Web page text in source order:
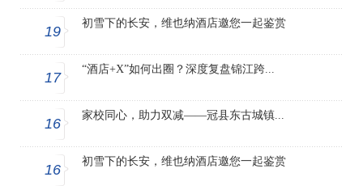
19
初雪下的长安，维也纳酒店邀您一起鉴赏
17
“酒店+X”如何出圈？深度复盘锦江跨...
16
家校同心，助力双减——冠县东古城镇...
16
初雪下的长安，维也纳酒店邀您一起鉴赏